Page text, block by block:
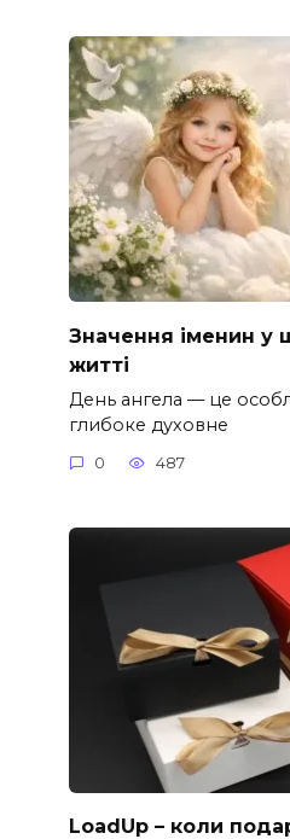
Значення іменин у
житті
День ангела — це
глибоке духовне
0 487
LoadUp – коли